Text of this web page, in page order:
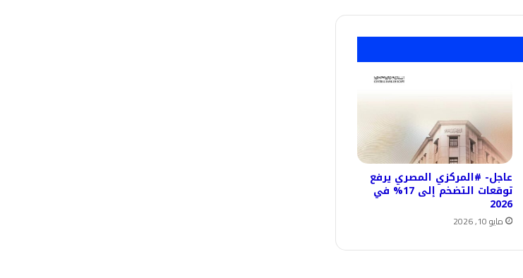
عاجل- #المركزي المصري يرفع
توقعات التضخم إلى 17% في
2026
مايو 10, 2026